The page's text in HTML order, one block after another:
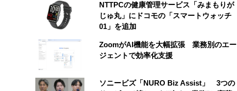
NTTPCの健康管理サービス「みまもりが
じゅ丸」にドコモの「スマートウォッチ
01」を追加
ZoomがAI機能を大幅拡張 業務別のエー
ジェントで効率化支援
ソニービズ「NURO Biz Assist」 3つの